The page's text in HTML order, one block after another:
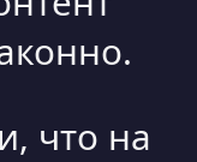
что на